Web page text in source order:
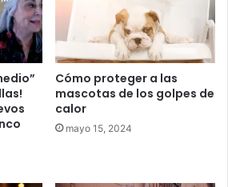
Cómo proteger a las
mascotas de los golpes de
calor
mayo 15, 2024